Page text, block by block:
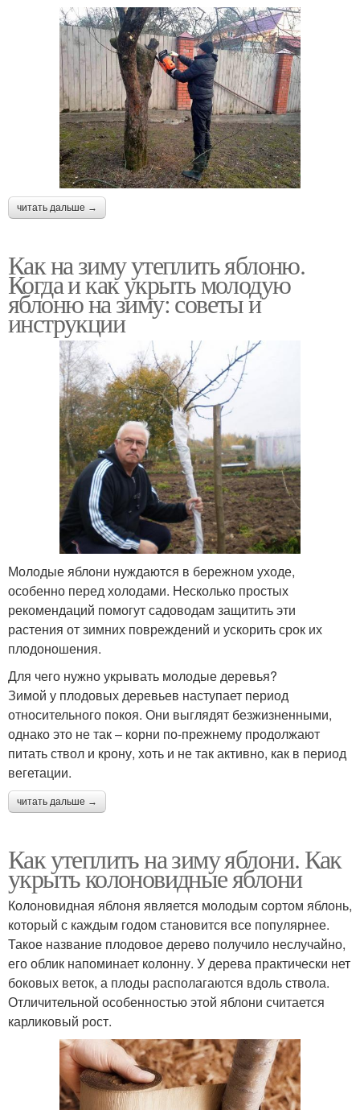
читать дальше →
Как на зиму утеплить яблоню.
Когда и как укрыть молодую
яблоню на зиму: советы и
инструкции
Молодые яблони нуждаются в бережном уходе,
особенно перед холодами. Несколько простых
рекомендаций помогут садоводам защитить эти
растения от зимних повреждений и ускорить срок их
плодоношения.
Для чего нужно укрывать молодые деревья?
Зимой у плодовых деревьев наступает период
относительного покоя. Они выглядят безжизненными,
однако это не так – корни по-прежнему продолжают
питать ствол и крону, хоть и не так активно, как в период
вегетации.
читать дальше →
Как утеплить на зиму яблони. Как
укрыть колоновидные яблони
Колоновидная яблоня является молодым сортом яблонь,
который с каждым годом становится все популярнее.
Такое название плодовое дерево получило неслучайно,
его облик напоминает колонну. У дерева практически нет
боковых веток, а плоды располагаются вдоль ствола.
Отличительной особенностью этой яблони считается
карликовый рост.